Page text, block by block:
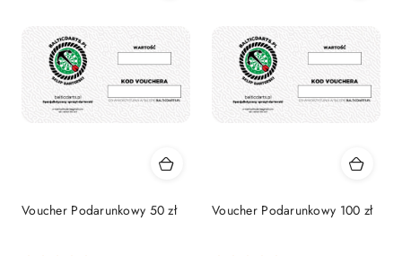
Voucher Podarunkowy 50 zł Voucher Podarunkowy 100 zł